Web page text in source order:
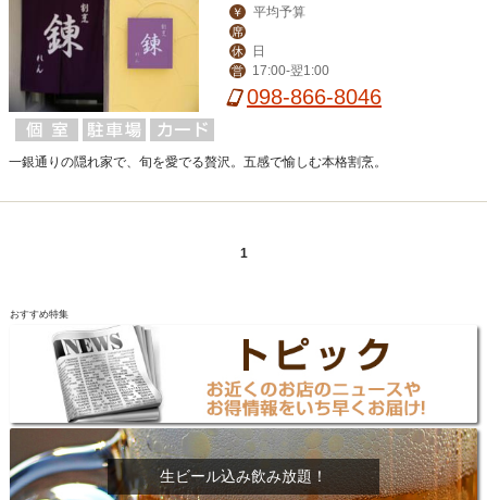
￥ 平均予算
席
休
日
営 17:00-翌1:00
098-866-8046
一銀通りの隠れ家で、旬を愛でる贅沢。五感で愉しむ本格割烹。
1
おすすめ特集
生ビール込み飲み放題！